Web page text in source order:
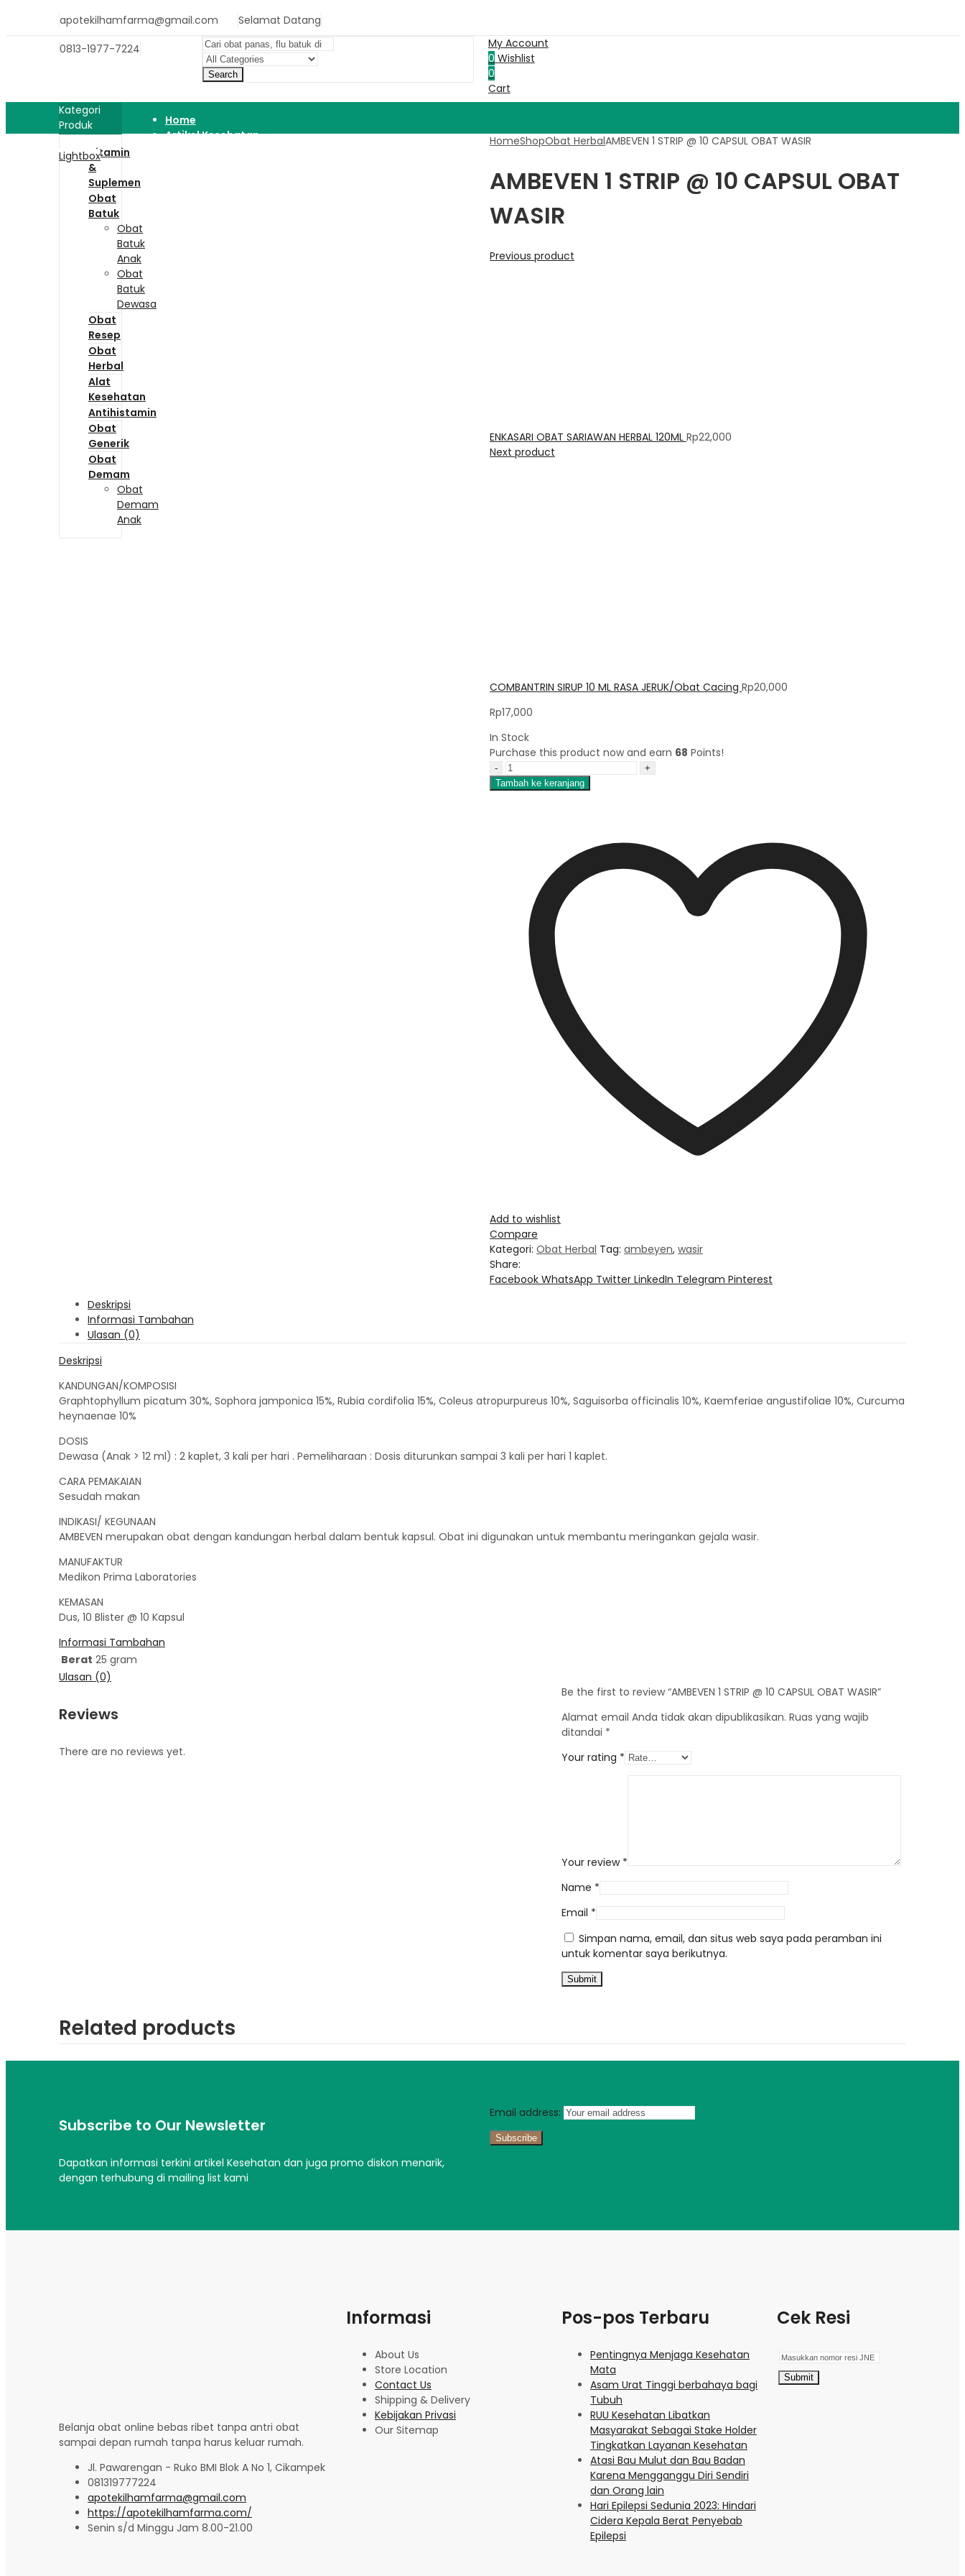
apotekilhamfarma@gmail.com
0813-1977-7224
Selamat Datang
Search
My Account
0 Wishlist
0
Cart
Kategori
Produk
Vitamin
&
Suplemen
Obat
Batuk
Obat
Batuk
Anak
Obat
Batuk
Dewasa
Obat
Resep
Obat
Herbal
Alat
Kesehatan
Antihistamin
Obat
Generik
Obat
Demam
Obat
Demam
Anak
Home
Artikel Kesehatan
Lightbox
HomeShopObat HerbalAMBEVEN 1 STRIP @ 10 CAPSUL OBAT WASIR
AMBEVEN 1 STRIP @ 10 CAPSUL OBAT
WASIR
Previous product
ENKASARI OBAT SARIAWAN HERBAL 120ML Rp22,000
Next product
COMBANTRIN SIRUP 10 ML RASA JERUK/Obat Cacing Rp20,000
Rp17,000
In Stock
Purchase this product now and earn 68 Points!
Tambah ke keranjang
Add to wishlist
Compare
Kategori: Obat Herbal Tag: ambeyen, wasir
Share:
Facebook WhatsApp Twitter LinkedIn Telegram Pinterest
Deskripsi
Informasi Tambahan
Ulasan (0)
Deskripsi
KANDUNGAN/KOMPOSISI
Graphtophyllum picatum 30%, Sophora jamponica 15%, Rubia cordifolia 15%, Coleus atropurpureus 10%, Saguisorba officinalis 10%, Kaemferiae angustifoliae 10%, Curcuma
heynaenae 10%
DOSIS
Dewasa (Anak > 12 ml) : 2 kaplet, 3 kali per hari . Pemeliharaan : Dosis diturunkan sampai 3 kali per hari 1 kaplet.
CARA PEMAKAIAN
Sesudah makan
INDIKASI/ KEGUNAAN
AMBEVEN merupakan obat dengan kandungan herbal dalam bentuk kapsul. Obat ini digunakan untuk membantu meringankan gejala wasir.
MANUFAKTUR
Medikon Prima Laboratories
KEMASAN
Dus, 10 Blister @ 10 Kapsul
Informasi Tambahan
Berat 25 gram
Ulasan (0)
Reviews
There are no reviews yet.
Be the first to review “AMBEVEN 1 STRIP @ 10 CAPSUL OBAT WASIR”
Alamat email Anda tidak akan dipublikasikan. Ruas yang wajib
ditandai *
Your rating *
Your review *
Name *
Email *
Simpan nama, email, dan situs web saya pada peramban ini
untuk komentar saya berikutnya.
Related products
Subscribe to Our Newsletter
Dapatkan informasi terkini artikel Kesehatan dan juga promo diskon menarik,
dengan terhubung di mailing list kami
Email address:
Belanja obat online bebas ribet tanpa antri obat
sampai depan rumah tanpa harus keluar rumah.
Jl. Pawarengan - Ruko BMI Blok A No 1, Cikampek
081319777224
apotekilhamfarma@gmail.com
https://apotekilhamfarma.com/
Senin s/d Minggu Jam 8.00-21.00
Informasi
About Us
Store Location
Contact Us
Shipping & Delivery
Kebijakan Privasi
Our Sitemap
Pos-pos Terbaru
Pentingnya Menjaga Kesehatan
Mata
Asam Urat Tinggi berbahaya bagi
Tubuh
RUU Kesehatan Libatkan
Masyarakat Sebagai Stake Holder
Tingkatkan Layanan Kesehatan
Atasi Bau Mulut dan Bau Badan
Karena Mengganggu Diri Sendiri
dan Orang lain
Hari Epilepsi Sedunia 2023: Hindari
Cidera Kepala Berat Penyebab
Epilepsi
Cek Resi